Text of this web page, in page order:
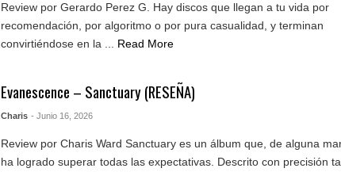
Review por Gerardo Perez G. Hay discos que llegan a tu vida por
recomendación, por algoritmo o por pura casualidad, y terminan
convirtiéndose en la ... Read More
Evanescence – Sanctuary (RESEÑA)
Charis - Junio 16, 2026
Review por Charis Ward Sanctuary es un álbum que, de alguna
ha logrado superar todas las expectativas. Descrito con precisión